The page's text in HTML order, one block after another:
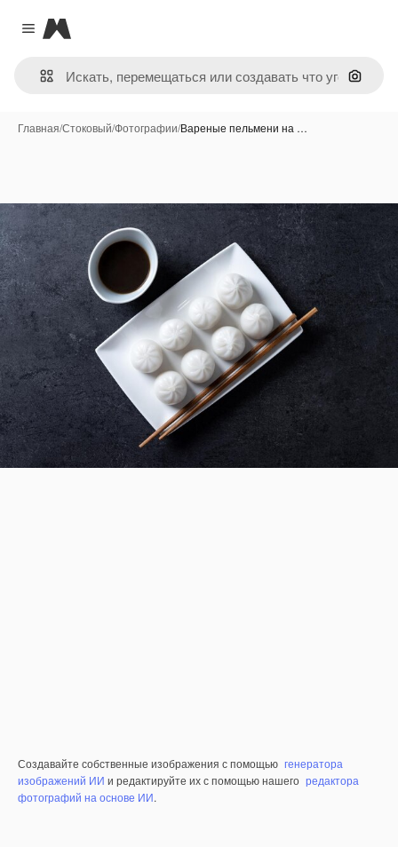
Close menu
Magnific
Поиск
Главная/Стоковый/Фотографии/Вареные пельмени на …
Создавайте собственные изображения с помощью генератора
изображений ИИ и редактируйте их с помощью нашего редактора
фотографий на основе ИИ.